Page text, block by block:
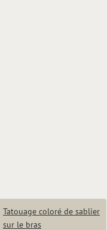
Tatouage coloré de sablier
sur le bras